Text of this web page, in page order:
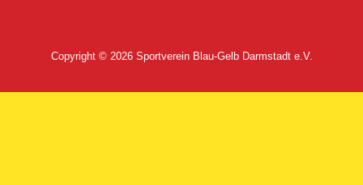
Copyright © 2026 Sportverein Blau-Gelb Darmstadt e.V.